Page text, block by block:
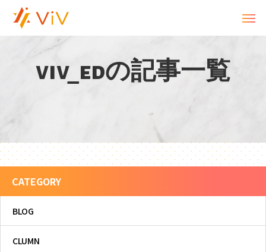
viv_ edの記事一覧
CATEGORY
BLOG
CLUMN